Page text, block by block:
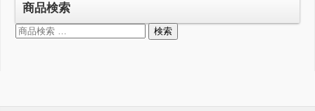
商品検索
検
検索